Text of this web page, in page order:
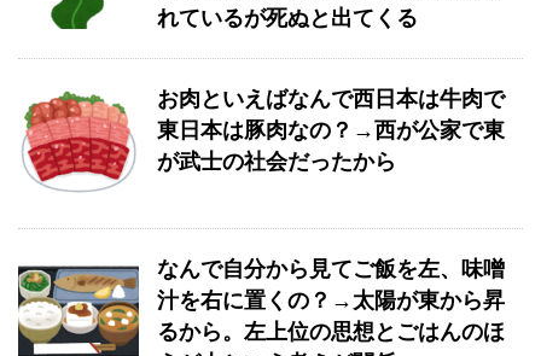
れているが死ぬと出てくる
お肉といえばなんで西日本は牛肉で
東日本は豚肉なの？→西が公家で東
が武士の社会だったから
なんで自分から見てご飯を左、味噌
汁を右に置くの？→太陽が東から昇
るから。左上位の思想とごはんのほ